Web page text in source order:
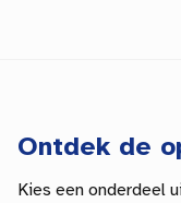
Ontdek de
Kies een onderdeel